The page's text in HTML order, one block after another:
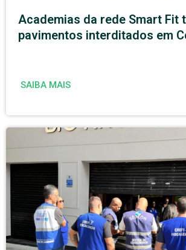
Academias da rede Smart Fit
pavimentos interditados em
SAIBA MAIS